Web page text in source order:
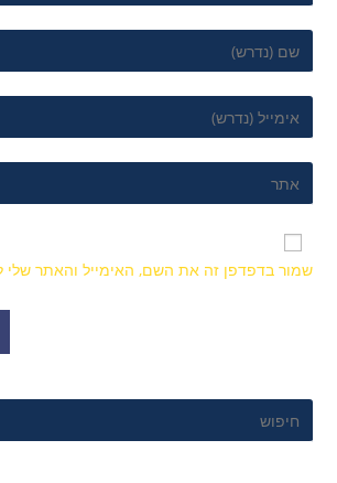
שמור בדפדפן זה את השם, האימייל והאתר